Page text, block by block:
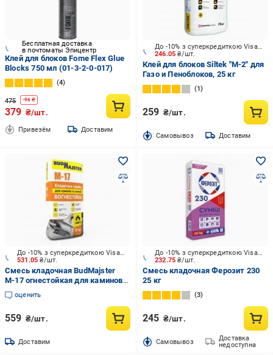
Бесплатная доставка
в почтоматы Эпицентр
Клей для блоков Fome Flex Glue
Blocks 750 мл (01-3-2-0-017)
4
475 -96 ₴
379 ₴/шт.
Привезём Доставим
246.05₴/шт.
До -10% з суперкредиткою Visa Вигода
Клей для блоков Siltek "M-2" для
Газо и Пеноблоков, 25 кг
1
259 ₴/шт.
Cамовывоз Доставим
531.05₴/шт.
До -10% з суперкредиткою Visa Вигода
Смесь кладочная BudMajster
M‑17 огнестойкая для каминов и
печей
оценить
559 ₴/шт.
Доставим
232.75₴/шт.
До -10% з суперкредиткою Visa Вигода
Смесь кладочная Ферозит 230
25 кг
3
245 ₴/шт.
Cамовывоз
Доставка
недоступна